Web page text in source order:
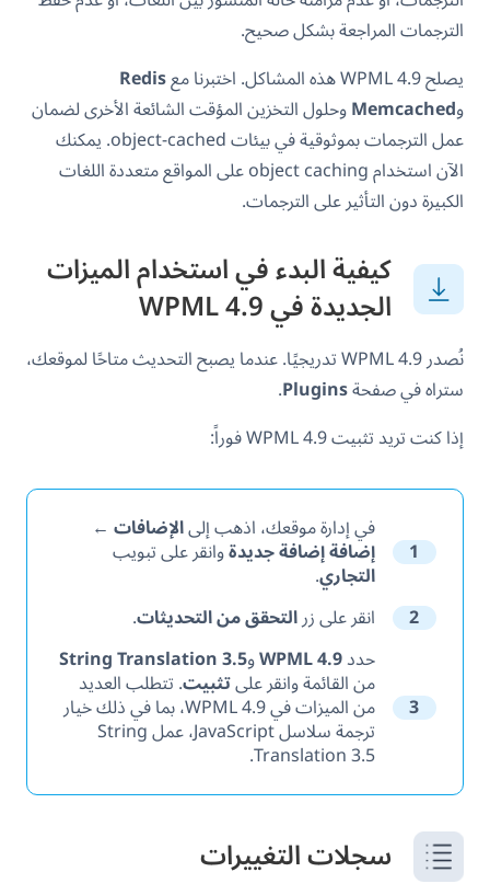
الترجمات المراجعة بشكل صحيح.
يصلح WPML 4.9 هذه المشاكل. اختبرنا مع
Redis
وMemcachedوحلول التخزين المؤقت الشائعة الأخرى لضمان
عمل الترجمات بموثوقية في بيئات object-cached. يمكنك
الآن استخدام object caching على المواقع متعددة اللغات
الكبيرة دون التأثير على الترجمات.
كيفية البدء في استخدام الميزات
الجديدة في WPML 4.9
نُصدر WPML 4.9 تدريجيًا. عندما يصبح التحديث متاحًا لموقعك،
ستراه في صفحةPlugins
.
إذا كنت تريد تثبيت WPML 4.9 فوراً:
1
في إدارة موقعك، اذهب إلىالإضافات ←
إضافة إضافة جديدةوانقر على تبويب
التجاري.
2
انقر على زرالتحقق من التحديثات.
3
حددWPML 4.9وString Translation 3.5
من القائمة وانقر علىتثبيت. تتطلب العديد
من الميزات في WPML 4.9، بما في ذلك خيار
ترجمة سلاسل JavaScript، عمل String
Translation 3.5.
سجلات التغييرات